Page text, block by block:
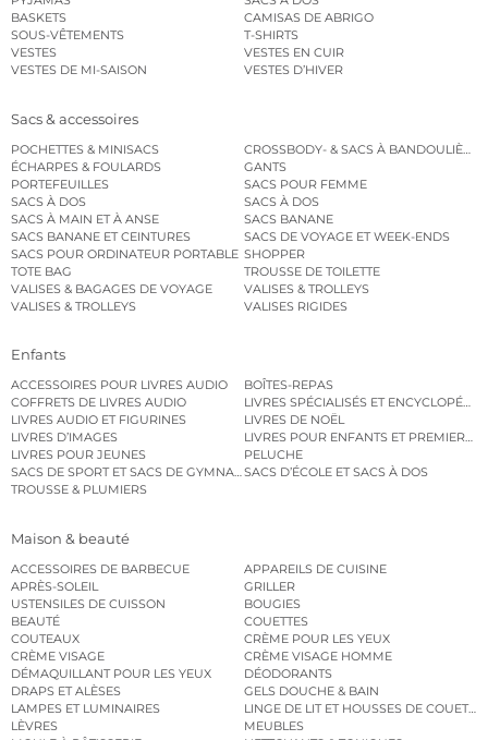
BASKETS
CAMISAS DE ABRIGO
SOUS-VÊTEMENTS
T-SHIRTS
VESTES
VESTES EN CUIR
VESTES DE MI-SAISON
VESTES D’HIVER
Sacs & accessoires
POCHETTES & MINISACS
CROSSBODY- & SACS À BANDOULIÈRE
ÉCHARPES & FOULARDS
GANTS
PORTEFEUILLES
SACS POUR FEMME
SACS À DOS
SACS À DOS
SACS À MAIN ET À ANSE
SACS BANANE
SACS BANANE ET CEINTURES
SACS DE VOYAGE ET WEEK-ENDS
SACS POUR ORDINATEUR PORTABLE SHOPPER
TOTE BAG
TROUSSE DE TOILETTE
VALISES & BAGAGES DE VOYAGE
VALISES & TROLLEYS
VALISES & TROLLEYS
VALISES RIGIDES
Enfants
ACCESSOIRES POUR LIVRES AUDIO
BOÎTES-REPAS
COFFRETS DE LIVRES AUDIO
LIVRES SPÉCIALISÉS ET
LIVRES AUDIO ET FIGURINES
LIVRES DE NOËL
LIVRES D’IMAGES
LIVRES POUR ENFANTS ET PREMIERS
LIVRES POUR JEUNES
PELUCHE
SACS DE SPORT ET SACS DE GYMNASTIQUESACS D’ÉCOLE ET SACS À DOS
TROUSSE & PLUMIERS
Maison & beauté
ACCESSOIRES DE BARBECUE
APPAREILS DE CUISINE
APRÈS-SOLEIL
GRILLER
USTENSILES DE CUISSON
BOUGIES
BEAUTÉ
COUETTES
COUTEAUX
CRÈME POUR LES YEUX
CRÈME VISAGE
CRÈME VISAGE HOMME
DÉMAQUILLANT POUR LES YEUX
DÉODORANTS
DRAPS ET ALÈSES
GELS DOUCHE & BAIN
LAMPES ET LUMINAIRES
LINGE DE LIT ET HOUSSES DE COUETTE
LÈVRES
MEUBLES